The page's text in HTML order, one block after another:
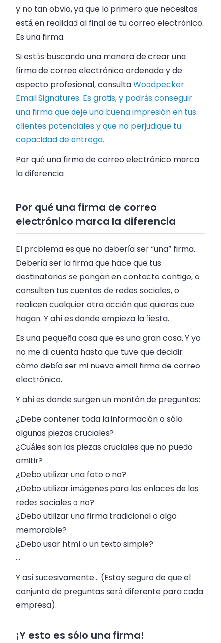
y no tan obvio, ya que lo primero que necesitas
está en realidad al final de tu correo electrónico.
Es una firma.
Si estás buscando una manera de crear una
firma de correo electrónico ordenada y de
aspecto profesional, consultaWoodpecker
Email Signatures. Es gratis, y podrás conseguir
una firma que deje una buena impresión en tus
clientes potenciales y que no perjudique tu
capacidad de entrega.
Por qué una firma de correo electrónico marca
la diferencia
Por qué una firma de correo
electrónico marca la diferencia
El problema es que no debería ser “una” firma.
Debería ser la firma que hace que tus
destinatarios se pongan en contacto contigo, o
consulten tus cuentas de redes sociales, o
realicen cualquier otra acción que quieras que
hagan. Y ahí es donde empieza la fiesta.
Es una pequeña cosa que es una gran cosa. Y yo
no me di cuenta hasta que tuve que decidir
cómo debía ser mi nuevaemail firma de correo
electrónico.
Y ahí es donde surgen un montón de preguntas:
¿Debe contener toda la información o sólo
algunas piezas cruciales?
¿Cuáles son las piezas cruciales que no puedo
omitir?
¿Debo utilizar una foto o no?
¿Debo utilizar imágenes para los enlaces de las
redes sociales o no?
¿Debo utilizar una firma tradicional o algo
memorable?
¿Debo usar html o un texto simple?
…
Y así sucesivamente… (Estoy seguro de que el
conjunto de preguntas será diferente para cada
empresa).
¡Y esto es sólo una firma!